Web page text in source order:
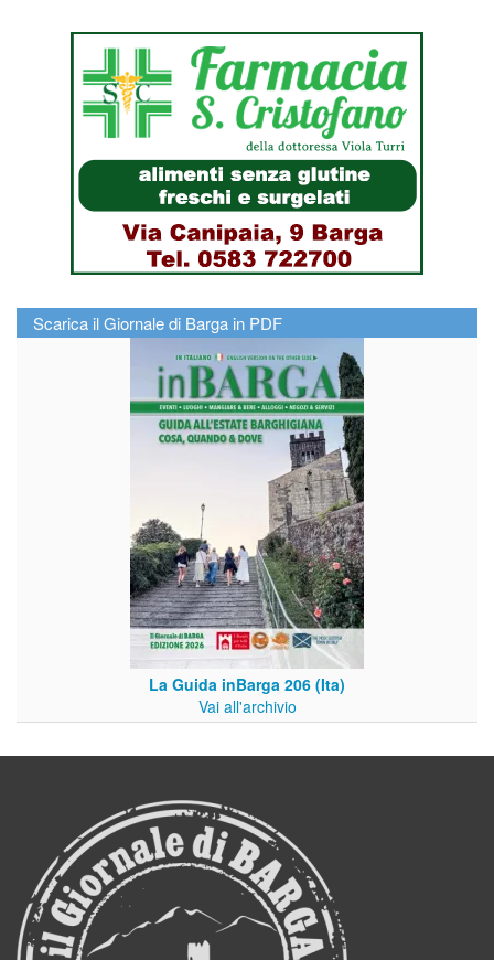
Scarica il Giornale di Barga in PDF
La Guida inBarga 206 (Ita)
Vai all'archivio